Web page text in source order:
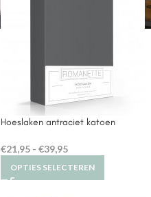
Hoeslaken antraciet katoen
€21,95 - €39,95
OPTIES SELECTEREN